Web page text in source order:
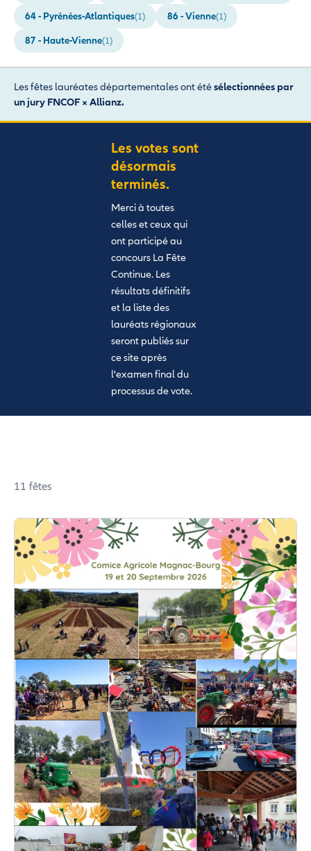
64 - Pyrénées-Atlantiques(1) 86 - Vienne(1)
87 - Haute-Vienne(1)
Les fêtes lauréates départementales ont étésélectionnées par
un jury FNCOF × Allianz.
Les votes sont
désormais
terminés.
Merci à toutes
celles et ceux qui
ont participé au
concours La Fête
Continue. Les
résultats définitifs
et la liste des
lauréats régionaux
seront publiés sur
ce site après
l'examen final du
processus de vote.
11 fêtes